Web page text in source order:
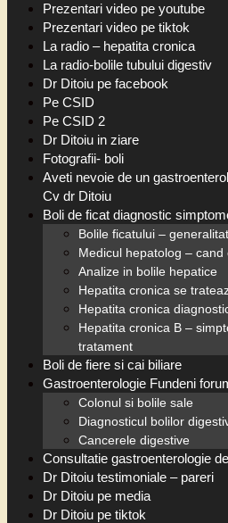
Prezentari video pe youtube
Prezentari video pe tiktok
La radio – hepatita cronica
La radio-bolile tubului digestiv
Dr Ditoiu pe facebook
Pe CSID
Pe CSID 2
Dr Ditoiu in ziare
Fotografii- boli
Aveti nevoie de un
Cv dr Ditoiu
Boli de ficat diagnostic
Bolile ficatului –
Medicul hepatolog –
Analize in bolile hepatice
Hepatita cronica se
Hepatita cronica
Hepatita cronica B –
tratament
Boli de fiere si cai biliare
Gastroenterologie Fundeni
Colonul si bolile sale
Diagnosticul bolilor
Cancerele digestive
Consultatie gastroenterologie
Dr Ditoiu testimoniale – pareri
Dr Ditoiu pe media
Dr Ditoiu pe tiktok